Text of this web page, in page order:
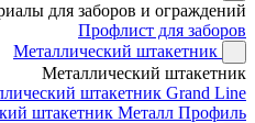
для заборов и ограждений
Профлист для заборов
Металлический штакетник
Металлический штакетник
штакетник Grand Line
штакетник Металл Профиль